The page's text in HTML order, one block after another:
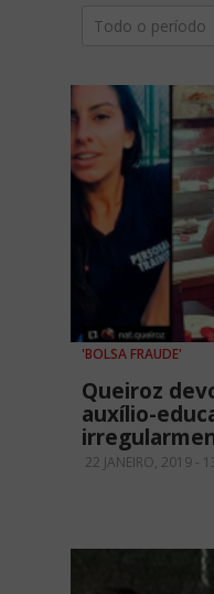
Todo o período
'BOLSA FRAUDE'
Queiroz
auxílio-
22 JANEIRO, 2019 -